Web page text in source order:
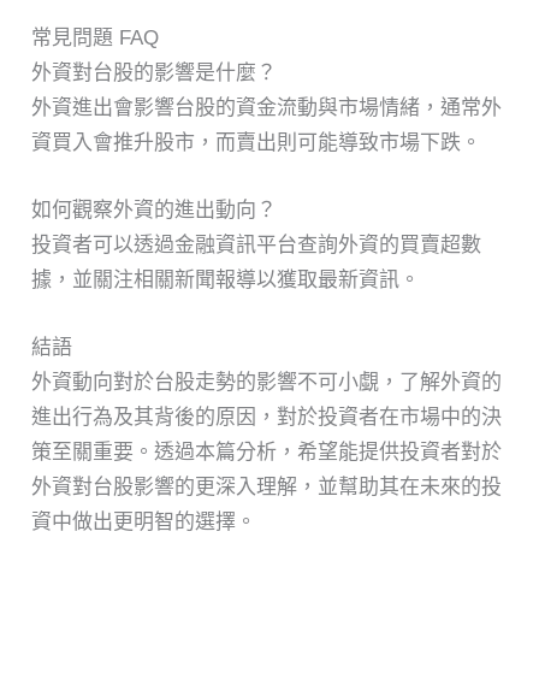
常見問題 FAQ
外資對台股的影響是什麼？
外資進出會影響台股的資金流動與市場情緒，通常外
資買入會推升股市，而賣出則可能導致市場下跌。
如何觀察外資的進出動向？
投資者可以透過金融資訊平台查詢外資的買賣超數
據，並關注相關新聞報導以獲取最新資訊。
結語
外資動向對於台股走勢的影響不可小覷，了解外資的
進出行為及其背後的原因，對於投資者在市場中的決
策至關重要。透過本篇分析，希望能提供投資者對於
外資對台股影響的更深入理解，並幫助其在未來的投
資中做出更明智的選擇。